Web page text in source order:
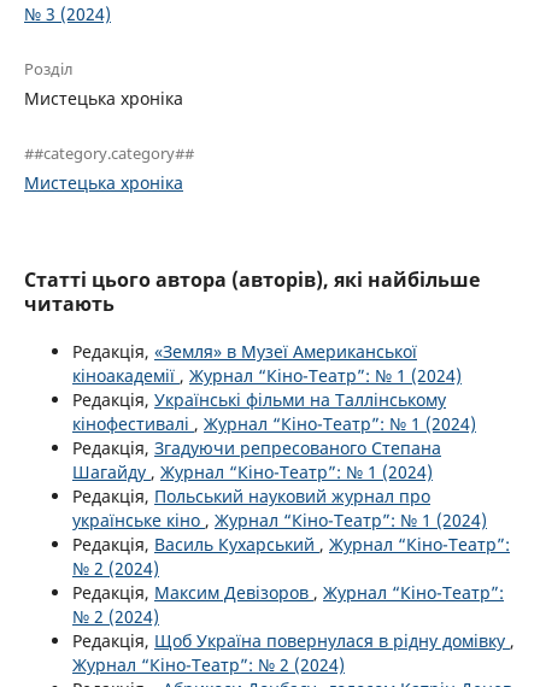
№ 3 (2024)
Розділ
Мистецька хроніка
##category.category##
Мистецька хроніка
Статті цього автора (авторів), які найбільше
читають
Редакція, «Земля» в Музеї Американської
кіноакадемії , Журнал “Кіно-Театр”: № 1 (2024)
Редакція, Українські фільми на Таллінському
кінофестивалі , Журнал “Кіно-Театр”: № 1 (2024)
Редакція, Згадуючи репресованого Степана
Шагайду , Журнал “Кіно-Театр”: № 1 (2024)
Редакція, Польський науковий журнал про
українське кіно , Журнал “Кіно-Театр”: № 1 (2024)
Редакція, Василь Кухарський , Журнал “Кіно-Театр”:
№ 2 (2024)
Редакція, Максим Девізоров , Журнал “Кіно-Театр”:
№ 2 (2024)
Редакція, Щоб Україна повернулася в рідну домівку ,
Журнал “Кіно-Театр”: № 2 (2024)